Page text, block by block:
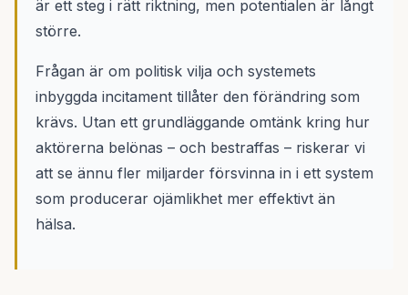
är ett steg i rätt riktning, men potentialen är långt
större.
Frågan är om politisk vilja och systemets
inbyggda incitament tillåter den förändring som
krävs. Utan ett grundläggande omtänk kring hur
aktörerna belönas – och bestraffas – riskerar vi
att se ännu fler miljarder försvinna in i ett system
som producerar ojämlikhet mer effektivt än
hälsa.